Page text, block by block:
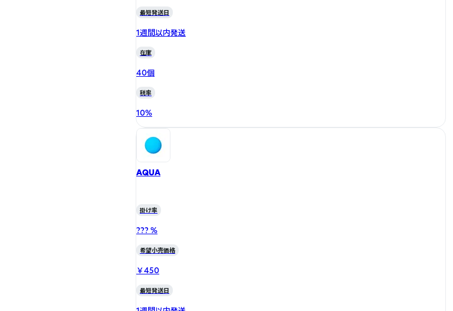
最短発送日
1週間以内発送
在庫
40個
税率
10%
AQUA
掛け率
??? %
希望小売価格
￥450
最短発送日